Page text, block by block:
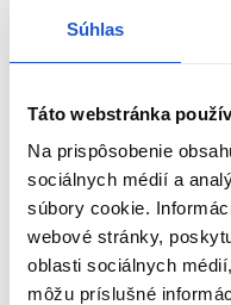
Súhlas
Táto webstránka
Na prispôsobenie
sociálnych médií a
súbory cookie.
webové stránky,
oblasti sociálnych
môžu príslušné
Táto ochrana pred teplom
Prečo je ochrana
Vysoké teploty pri stylingu
Bez adekvátnej ochrany
lámavosti a postupnému
tepelná ochrana na vlasy
ochrannú bariéru, ktorá